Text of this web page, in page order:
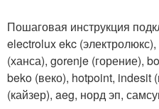
Пошаговая инструкция
electrolux ekc
(ханса), gorenje (горение),
beko (веко), hotpoint, indesit
(кайзер), aeg, норд эп,